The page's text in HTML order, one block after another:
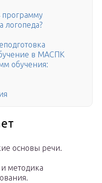
программу
логопеда?
в МАСПК
обучения:
основы речи.
методика